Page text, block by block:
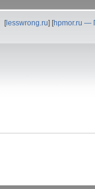
[lesswrong.ru] [hpmor.ru —